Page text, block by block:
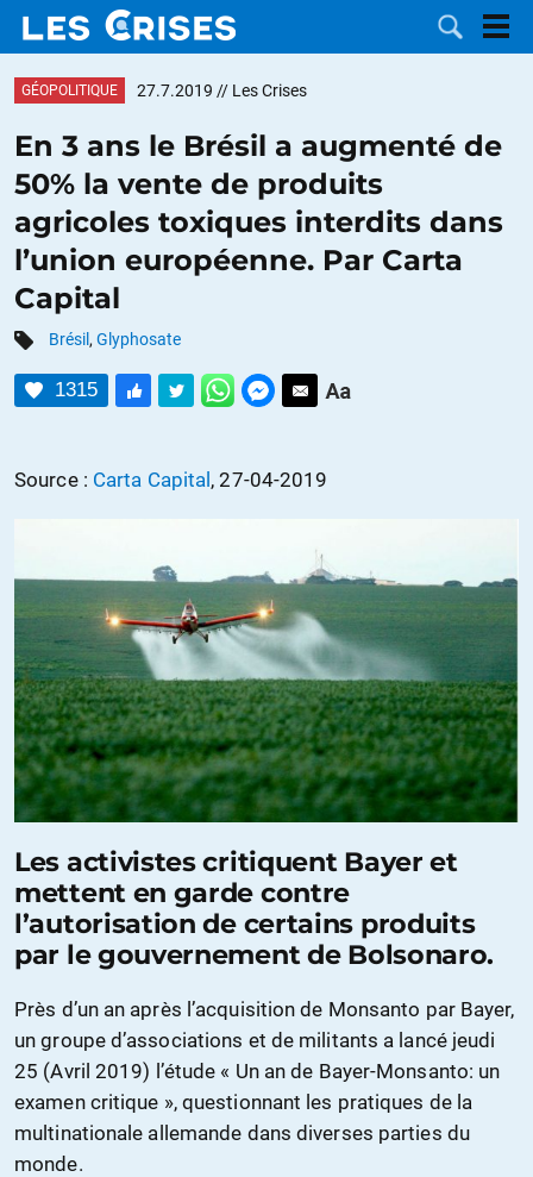
DOSSIERS
CATÉGORIES
NOUS
GÉOPOLITIQUE 27.7.2019 // Les Crises
En 3 ans le Brésil a augmenté de
50% la vente de produits
agricoles toxiques interdits dans
l’union européenne. Par Carta
Capital
Brésil , Glyphosate
1315
Source : Carta Capital , 27-04-2019
Les activistes critiquent Bayer et
mettent en garde contre
l’autorisation de certains produits
par le gouvernement de Bolsonaro.
Près d’un an après l’acquisition de Monsanto par Bayer,
un groupe d’associations et de militants a lancé jeudi
25 (Avril 2019) l’étude « Un an de Bayer-Monsanto: un
examen critique », questionnant les pratiques de la
multinationale allemande dans diverses parties du
monde.